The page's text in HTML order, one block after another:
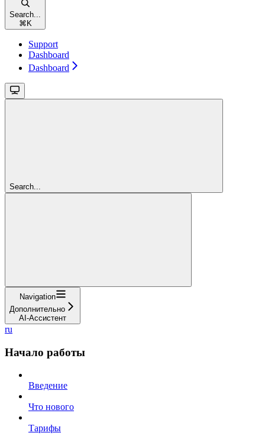
Search...
⌘ K
Support
Dashboard
Dashboard
Search...
Navigation
Дополнительно
AI-Ассистент
ru
Начало работы
Введение
Что нового
Тарифы